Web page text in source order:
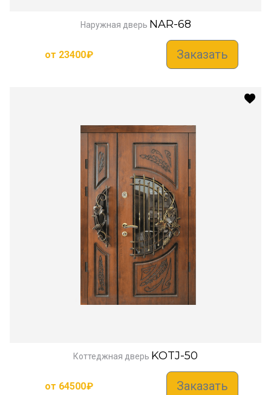
Наружная дверь NAR-68
от 23400₽ Заказать
Коттеджная дверь KOTJ-50
от 64500₽ Заказать